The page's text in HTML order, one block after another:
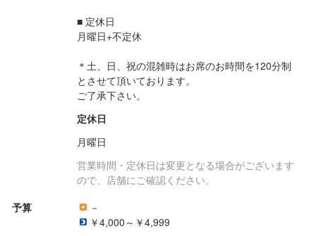
■ 定休日
月曜日+不定休
＊土、日、祝の混雑時はお席のお時間を120分制
とさせて頂いております。
ご了承下さい。
定休日
月曜日
営業時間・定休日は変更となる場合がございます
ので、店舗にご確認ください。
予算
－
￥4,000～￥4,999